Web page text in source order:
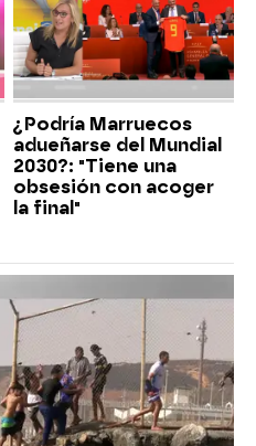
¿Podría Marruecos
adueñarse del Mundial
2030?: "Tiene una
obsesión con acoger
la final"